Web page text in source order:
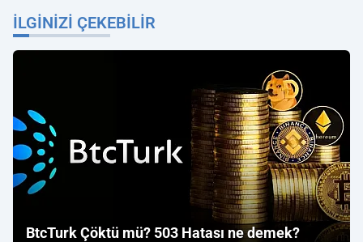
İLGINIZI ÇEKEBILIR
BtcTurk Çöktü mü? 503 Hatası ne demek?